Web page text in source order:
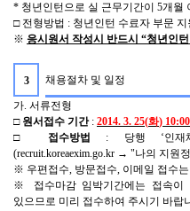
* 청년인턴으로 실 근무기간이 5개월
□ 전형방법 : 청년인턴 수료자 부문
※ 응시원서 작성시 반드시 “청년인
3 채용절차 및 일정
가. 서류전형
□ 원서접수 기간 : 2014. 3. 25(화)
□
접수방법 : 당행 ‘인
(recruit.koreaexim.go.kr → "나의 지원
※ 우편접수, 방문접수, 이메일 접수
※
접수마감 임박기간에는 접속
있으므로 미리 접수하여 주시기 바랍